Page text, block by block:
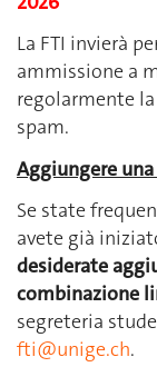
La FTI invierà
ammissione a
regolarmente
spam.
Aggiungere
Se state
avete già
desiderate
combinazione
segreteria
fti@unige.ch.